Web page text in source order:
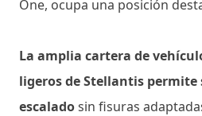
One, ocupa una posición
La amplia cartera de
ligeros de Stellantis permite
escaladosin fisuras